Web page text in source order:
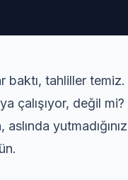
baktı, tahliller
çalışıyor, değil mi?